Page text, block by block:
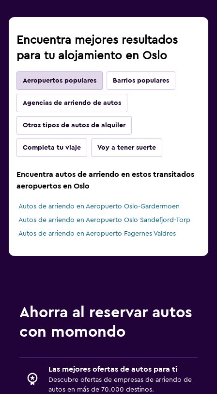
Encuentra mejores resultados
para tu alojamiento en Oslo
Aeropuertos populares Barrios populares
Agencias de arriendo de autos
Otros tipos de autos de alquiler
Completa tu viaje Voy a tener suerte
Encuentra autos de arriendo en estos transitados
aeropuertos en Oslo
Autos de arriendo en Aeropuerto Oslo-Gardermoen
Autos de arriendo en Aeropuerto Oslo Sandefjord-Torp
Autos de arriendo en Aeropuerto Fagernes Valdres
Ahorra al reservar autos
con momondo
Las mejores ofertas de autos para ti
Descubre ofertas de empresas de arriendo de
autos en más de 70.000 destinos.